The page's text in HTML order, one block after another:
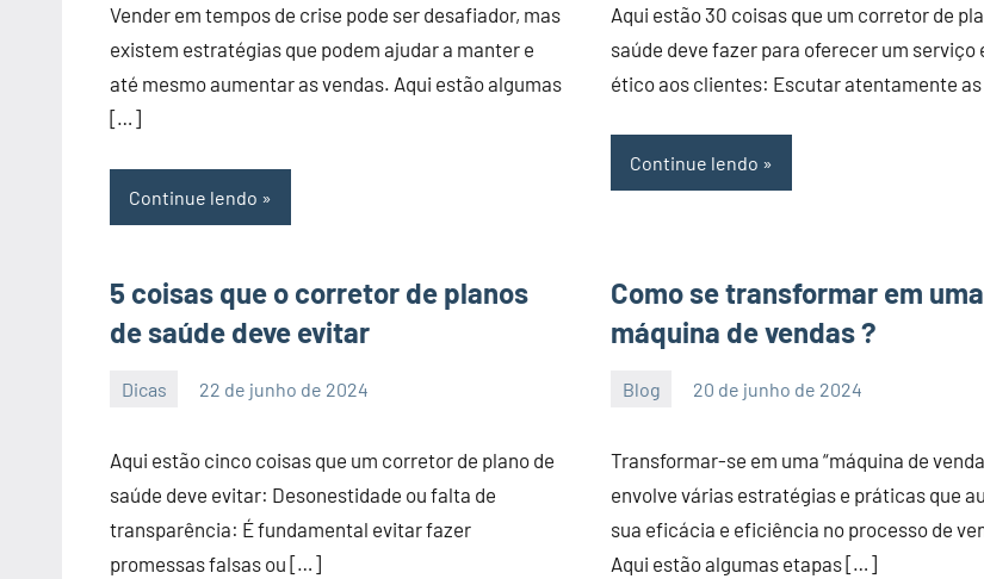
Vender em tempos de crise pode ser desafiador, mas
existem estratégias que podem ajudar a manter e
até mesmo aumentar as vendas. Aqui estão algumas
[…]
Continue lendo
Aqui estão 30 coisas que um corretor de
saúde deve fazer para oferecer um serviço
ético aos clientes: Escutar atentamente
Continue lendo
5 coisas que o corretor de planos
de saúde deve evitar
Dicas 22 de junho de 2024
Aqui estão cinco coisas que um corretor de plano de
saúde deve evitar: Desonestidade ou falta de
transparência: É fundamental evitar fazer
promessas falsas ou […]
Como se transformar em uma
máquina de vendas ?
Blog 20 de junho de 2024
PortalLeads
Nenhum
Transformar-se em uma “máquina de
envolve várias estratégias e práticas que
sua eficácia e eficiência no processo de
Aqui estão algumas etapas […]